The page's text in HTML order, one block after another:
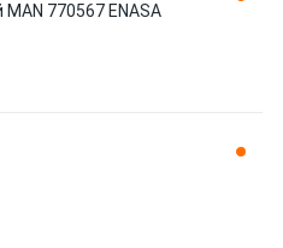
770567 ENASA